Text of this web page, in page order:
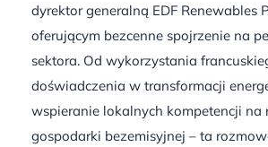
dyrektor generalną EDF Renewables
oferującym bezcenne spojrzenie na
sektora. Od wykorzystania
doświadczenia w transformacji
wspieranie lokalnych kompetencji na
gospodarki bezemisyjnej – ta